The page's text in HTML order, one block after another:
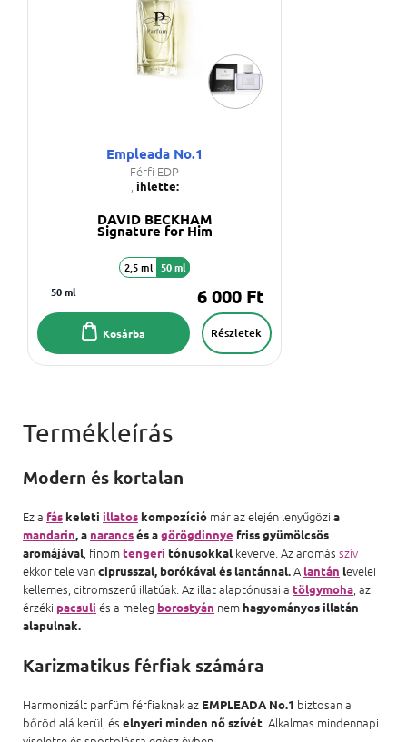
Empleada No.1
Férfi EDP
, ihlette:
DAVID BECKHAM
Signature for Him
2,5 ml
50 ml
50 ml
6 000 Ft
Részletek
Kosárba
Modern és kortalan
Ez a fás keleti illatos kompozíció már az elején lenyűgözi a
mandarin, a narancsés agörögdinnye friss gyümölcsös
aromájával, finomtengeri tónusokkal keverve. Az aromás szív
ekkor tele vanciprusszal, borókával és lantánnal.A lantán levelei
kellemes, citromszerű illatúak. Az illat alaptónusai a tölgymoha, az
érzéki pacsuli és a meleg borostyán nem hagyományos illatán
alapulnak.
Karizmatikus férfiak számára
Harmonizált parfüm férfiaknak az EMPLEADA No.1 biztosan a
bőröd alá kerül, és elnyeri minden nő szívét. Alkalmas mindennapi